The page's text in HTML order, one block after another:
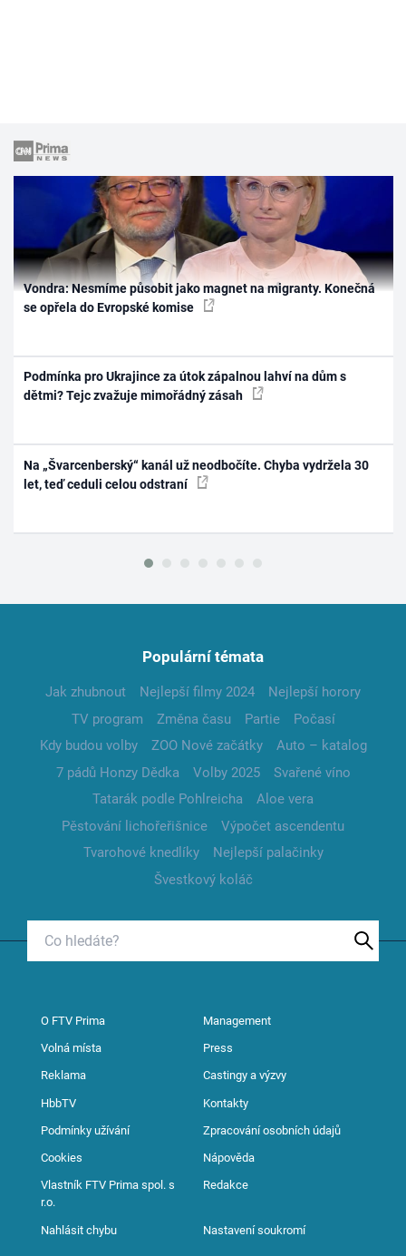
Vondra: Nesmíme působit jako magnet na migranty. Konečná
se opřela do Evropské komise
Podmínka pro Ukrajince za útok zápalnou lahví na dům s
dětmi? Tejc zvažuje mimořádný zásah
Na „Švarcenberský“ kanál už neodbočíte. Chyba vydržela 30
let, teď ceduli celou odstraní
Populární témata
Jak zhubnout Nejlepší filmy 2024
Nejlepší horory
TV program
Změna času Partie
Počasí
Kdy budou volby
ZOO Nové začátky
Auto – katalog
7 pádů Honzy Dědka
Volby 2025
Svařené víno
Tatarák podle Pohlreicha
Aloe vera
Pěstování lichořeřišnice
Výpočet ascendentu
Tvarohové knedlíky
Nejlepší palačinky
Švestkový koláč
O FTV Prima Management
Volná místa Press
Reklama Castingy a výzvy
HbbTV Kontakty
Podmínky užívání Zpracování osobních údajů
Cookies Nápověda
Vlastník FTV Prima spol. s
r.o.
Redakce
Nahlásit chybu Nastavení soukromí